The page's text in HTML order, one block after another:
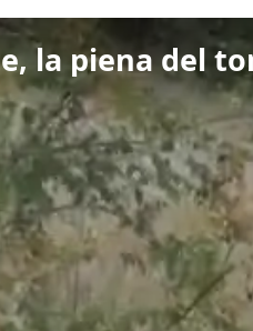
la piena del